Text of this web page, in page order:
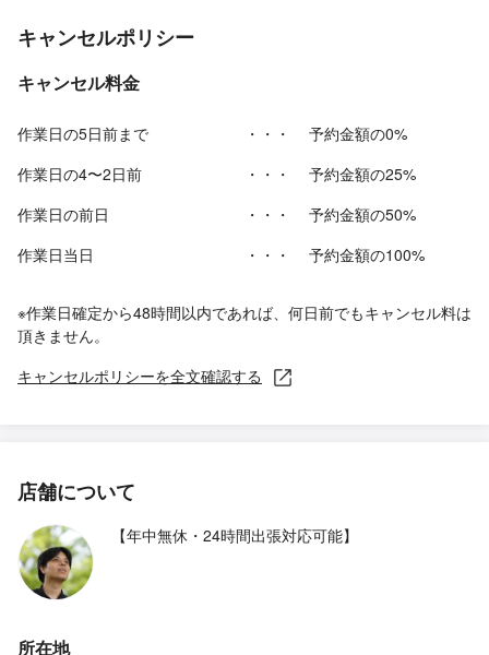
キャンセルポリシー
キャンセル料金
作業日の5日前まで ・・・
予約金額の0%
作業日の4〜2日前
・・・
予約金額の25%
作業日の前日
・・・
予約金額の50%
作業日当日
・・・ 予約金額の100%
※作業日確定から48時間以内であれば、何日前でもキャンセル料は
頂きません。
キャンセルポリシーを全文確認する
店舗について
【年中無休・24時間出張対応可能】
所在地